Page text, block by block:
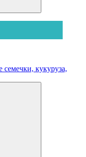
семечки, кукуруза,